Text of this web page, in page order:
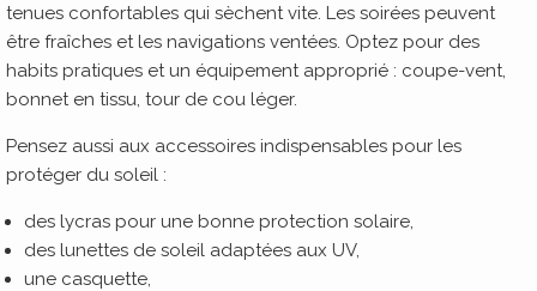
tenues confortables qui sèchent vite. Les soirées peuvent
être fraîches et les navigations ventées. Optez pour des
habits pratiques et un équipement approprié : coupe-vent,
bonnet en tissu, tour de cou léger.
Pensez aussi aux accessoires indispensables pour les
protéger du soleil :
des lycras pour une bonne protection solaire,
des lunettes de soleil adaptées aux UV,
une casquette,